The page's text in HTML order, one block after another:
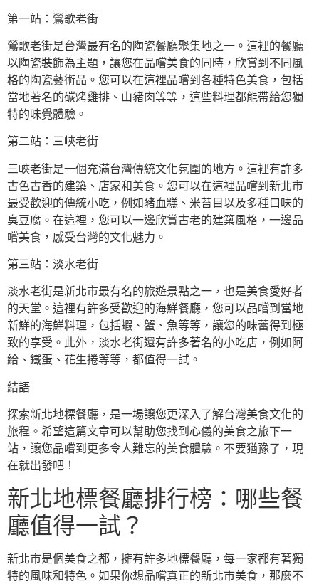
第一站：鶯歌老街
鶯歌老街是台灣最有名的陶瓷餐廳聚集地之一。這裡的餐廳
以陶瓷裝飾為主題，讓您在品嚐美食的同時，欣賞到不同風
格的陶瓷藝術品。您可以在這裡品嚐到各種特色美食，包括
當地著名的碳烤雞排、山豬肉等等，這些料理都能帶給您獨
特的味覺體驗。
第二站：三峽老街
三峽老街是一個充滿台灣傳統文化氛圍的地方。這裡有許多
古色古香的建築、店家和美食。您可以在這裡品嚐到新北市
最受歡迎的傳統小吃，例如豬血糕、米苔目以及多種口味的
臭豆腐。在這裡，您可以一邊欣賞古老的建築風格，一邊品
嚐美食，感受台灣的文化魅力。
第三站：淡水老街
淡水老街是新北市最有名的旅遊景點之一，也是美食愛好者
的天堂。這裡有許多受歡迎的海鮮餐廳，您可以品嚐到當地
新鮮的海鮮料理，包括蝦、蟹、魚等等，讓您的味蕾得到極
致的享受。此外，淡水老街還有許多著名的小吃店，例如阿
給、鐵蛋、花生捲等等，都值得一試。
結語
探索新北地標餐廳，是一場讓您更深入了解台灣美食文化的
旅程。希望這篇文章可以幫助您找到心儀的美食之旅下一
站，讓您品嚐到更多令人難忘的美食體驗。不要猶豫了，現
在就出發吧！
新北地標餐廳排行榜：哪些餐
廳值得一試？
新北市是個美食之都，擁有許多地標餐廳，每一家都有著獨
特的風味和特色。如果你想品嚐真正的新北市美食，那麼不